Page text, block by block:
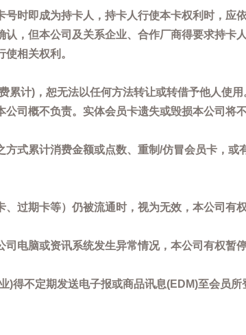
号时即成为持卡人，持卡人行使本卡权利时，
认，但本公司及关系企业、合作厂商得要求持
相关权利。
累计)，恕无法以任何方法转让或转借予他人使
司概不负责。实体会员卡遗失或毁损本公司将
方式累计消费金额或点数、重制/仿冒会员卡，
过期卡等）仍被流通时，视为无效，本公司有
电脑或资讯系统发生异常情况，本公司有权暂
)得不定期发送电子报或商品讯息(EDM)至会员